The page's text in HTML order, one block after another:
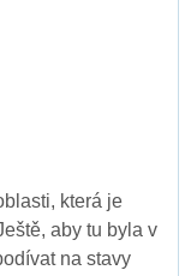
která je
aby tu byla v
na stavy